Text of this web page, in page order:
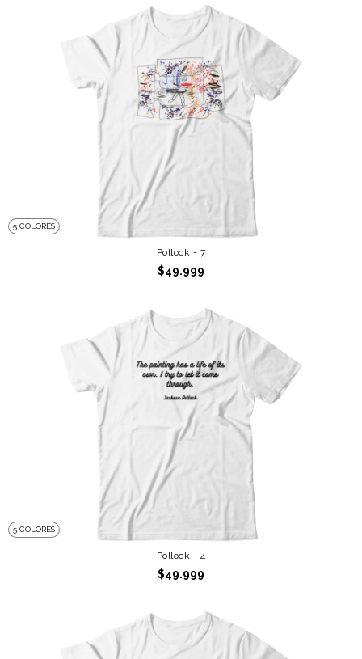
5 COLORES
Pollock - 7
$49.999
5 COLORES
Pollock - 4
$49.999